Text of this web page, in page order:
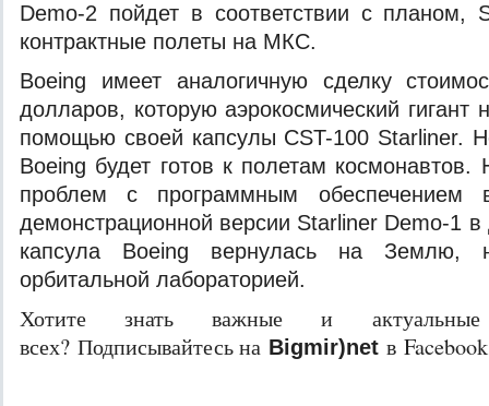
Demo-2 пойдет в соответствии с планом,
контрактные полеты на МКС.
Boeing имеет аналогичную сделку
долларов, которую аэрокосмический гигант
помощью своей капсулы CST-100 Starliner.
Boeing будет готов к полетам космонавтов.
проблем с программным обеспечением
демонстрационной версии Starliner Demo-1 в
капсула Boeing вернулась на Землю,
орбитальной лабораторией.
Хотите знать важные и
всех? Подписывайтесь на Bigmir)net в